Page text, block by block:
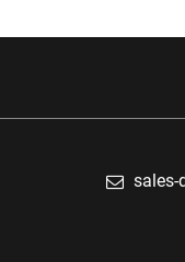
sales-